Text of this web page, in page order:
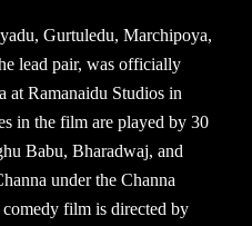
Gurtuledu, Marchipoya,
lead pair, was officially
at Ramanaidu Studios in
in the film are played by 30
Babu, Bharadwaj, and
under the Channa
film is directed by